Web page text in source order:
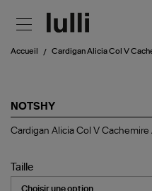
Accueil Cardigan Alicia Col V
NOTSHY
Cardigan
V
Cachemire
Ash
Cardigan Alicia Col V Cachemire
Taille